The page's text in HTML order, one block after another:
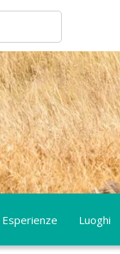
Esperienze Luoghi